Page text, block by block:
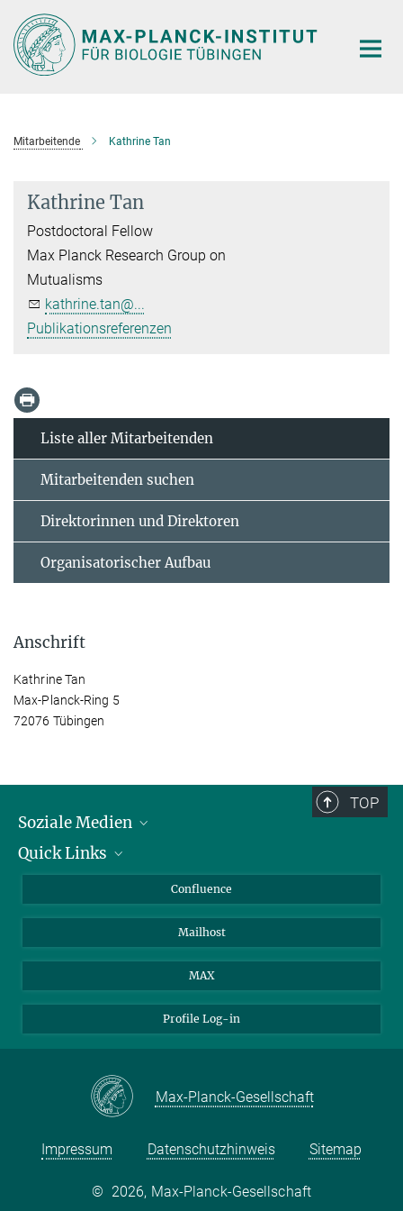
Hauptinhalt
Mitarbeitende Kathrine Tan
Kathrine Tan
Postdoctoral Fellow
Max Planck Research Group on
Mutualisms
kathrine.tan@...
Publikationsreferenzen
Liste aller Mitarbeitenden
Mitarbeitenden suchen
Direktorinnen und Direktoren
Organisatorischer Aufbau
Anschrift
Kathrine Tan
Max-Planck-Ring 5
72076 Tübingen
TOP
Soziale Medien
LinkedIn
Quick Links
Für Journalisten und Journalistinnen
Ihr Weg zu uns
Confluence
Mailhost
MAX
Profile Log-in
Max-Planck-Gesellschaft
Impressum Datenschutzhinweis Sitemap
© 2026, Max-Planck-Gesellschaft